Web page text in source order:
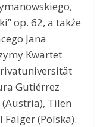
op. 62, a także
Jana
Kwartet
Gutiérrez
Tilen
Falger (Polska).